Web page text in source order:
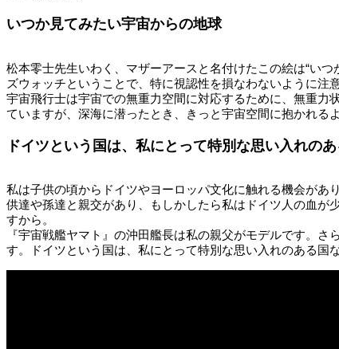
いつか見てみたい宇宙からの地球
松本零士先生いわく、マザーアースと名付けたこの絵は“い
ズウォッチということで、特に視認性を損なわないように注
宇宙飛行士は宇宙での無重力空間に対応するために、無重力
ていますが、深海に潜ったとき、きっと宇宙空間に抱かれる
ドイツという国は、私にとって特別な思い入れのあ
私は子供の頃からドイツやヨーロッパ文化に触れる機会が
供達や孫達と親交があり、もしかしたら私はドイツ人の血が
すから。
『宇宙戦艦ヤマト』の沖田艦長は私の親父がモデルです。
す。ドイツという国は、私にとって特別な思い入れのある国な